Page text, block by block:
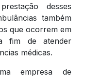
desses
também
que ocorrem em
fim de atender
médicas.
empresa de